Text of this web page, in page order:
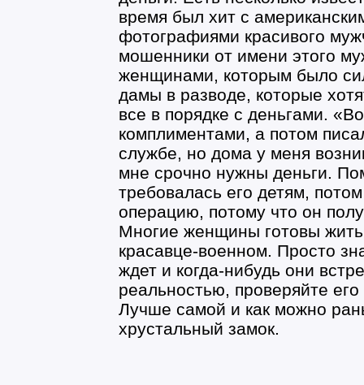
время был хит с
фотографиями красивого
мошенники от имени этого
женщинами, которым было
дамы в разводе, которые
все в порядке с деньгами.
комплиментами, а потом
службе, но дома у меня
мне срочно нужны деньги.
требовалась его детям,
операцию, потому что он
Многие женщины готовы
красавце-военном. Просто
ждет и когда-нибудь они
реальностью, проверяйте
Лучше самой и как можно
хрустальный замок.